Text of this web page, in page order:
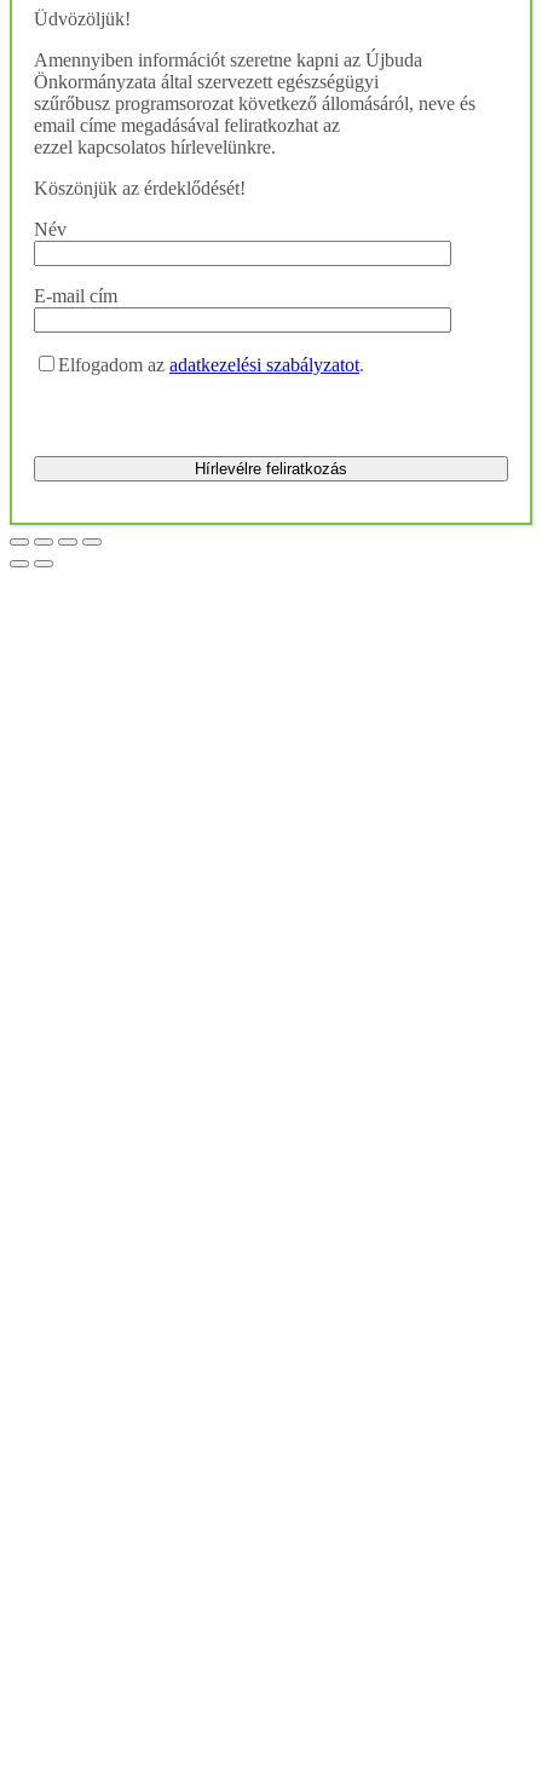
Üdvözöljük!
Amennyiben információt szeretne kapni az Újbuda
Önkormányzata által szervezett egészségügyi
szűrőbusz programsorozat következő állomásáról, neve és
email címe megadásával feliratkozhat az
ezzel kapcsolatos hírlevelünkre.
Köszönjük az érdeklődését!
Név
E-mail cím
Elfogadom az adatkezelési szabályzatot.